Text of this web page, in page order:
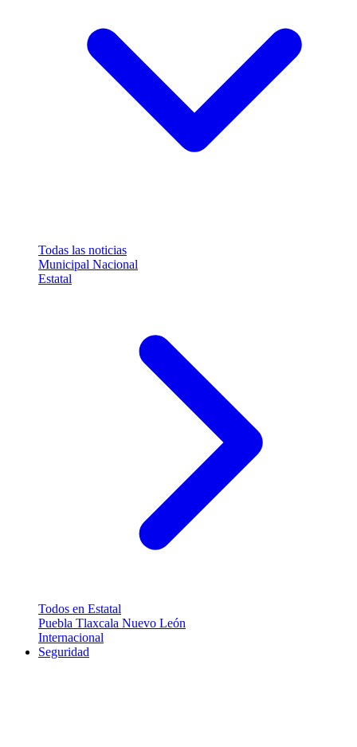
Todas las noticias
Municipal Nacional
Estatal
Todos en Estatal
Puebla Tlaxcala Nuevo León
Internacional
Seguridad